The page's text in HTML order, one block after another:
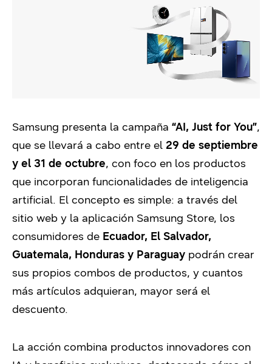
Samsung presenta la campaña “AI, Just for You”,
que se llevará a cabo entre el 29 de septiembre
y el 31 de octubre, con foco en los productos
que incorporan funcionalidades de inteligencia
artificial. El concepto es simple: a través del
sitio web y la aplicación Samsung Store, los
consumidores de Ecuador, El Salvador,
Guatemala, Honduras y Paraguay podrán crear
sus propios combos de productos, y cuantos
más artículos adquieran, mayor será el
descuento.
La acción combina productos innovadores con